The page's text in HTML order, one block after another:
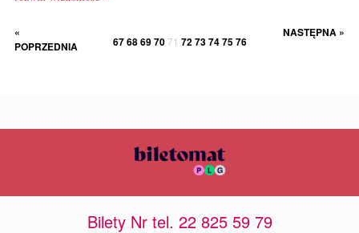
«
POPRZEDNIA
6768697071 7273747576
NASTĘPNA »
Bilety Nr tel. 22 825 59 79